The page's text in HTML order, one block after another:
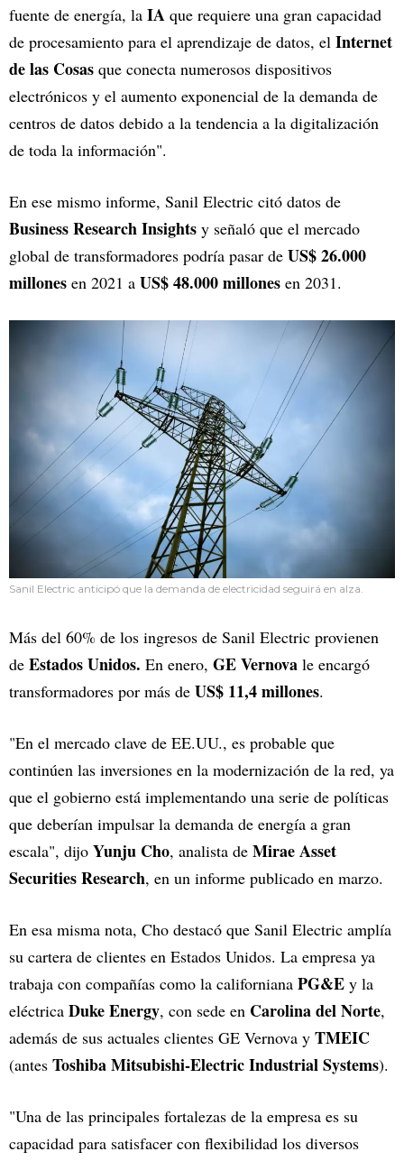
fuente de energía, la IA que requiere una gran capacidad
de procesamiento para el aprendizaje de datos, el Internet
de las Cosas que conecta numerosos dispositivos
electrónicos y el aumento exponencial de la demanda de
centros de datos debido a la tendencia a la digitalización
de toda la información".
En ese mismo informe, Sanil Electric citó datos de
Business Research Insights y señaló que el mercado
global de transformadores podría pasar de US$ 26.000
millones en 2021 a US$ 48.000 millones en 2031.
Sanil Electric anticipó que la demanda de electricidad seguirá en alza.
Más del 60% de los ingresos de Sanil Electric provienen
de Estados Unidos. En enero, GE Vernova le encargó
transformadores por más de US$ 11,4 millones.
"En el mercado clave de EE.UU., es probable que
continúen las inversiones en la modernización de la red, ya
que el gobierno está implementando una serie de políticas
que deberían impulsar la demanda de energía a gran
escala", dijo Yunju Cho, analista de Mirae Asset
Securities Research, en un informe publicado en marzo.
En esa misma nota, Cho destacó que Sanil Electric amplía
su cartera de clientes en Estados Unidos. La empresa ya
trabaja con compañías como la californiana PG&E y la
eléctrica Duke Energy, con sede en Carolina del Norte,
además de sus actuales clientes GE Vernova y TMEIC
(antes Toshiba Mitsubishi-Electric Industrial Systems).
"Una de las principales fortalezas de la empresa es su
capacidad para satisfacer con flexibilidad los diversos